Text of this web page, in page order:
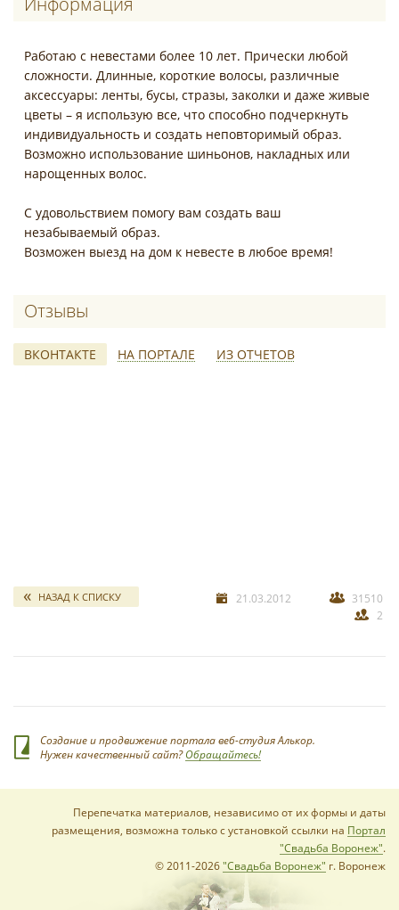
Работаю с невестами более 10 лет. Прически любой
сложности. Длинные, короткие волосы, различные
аксессуары: ленты, бусы, стразы, заколки и даже живые
цветы – я использую все, что способно подчеркнуть
индивидуальность и создать неповторимый образ.
Возможно использование шиньонов, накладных или
нарощенных волос.
С удовольствием помогу вам создать ваш
незабываемый образ.
Возможен выезд на дом к невесте в любое время!
Отзывы о Белоусова Елена
ВКОНТАКТЕ НА ПОРТАЛЕ ИЗ ОТЧЕТОВ
*
*
*
НАЗАД К СПИСКУ 21.03.2012
31510
2
Создание и продвижение портала веб-студия Алькор.
Нужен качественный сайт?Обращайтесь!
Перепечатка материалов, независимо от их формы и даты
размещения, возможна только с установкой ссылки на Портал
"Свадьба Воронеж".
© 2011-2026"Свадьба Воронеж" г. Воронеж